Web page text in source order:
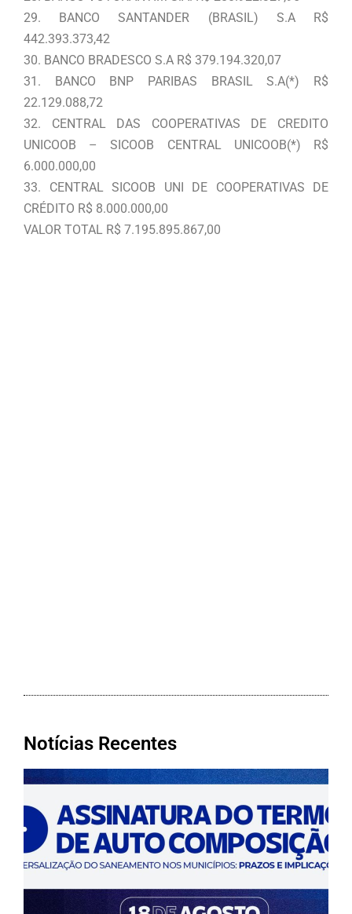
29. BANCO SANTANDER (BRASIL) S.A R$
442.393.373,42
30. BANCO BRADESCO S.A R$ 379.194.320,07
31. BANCO BNP PARIBAS BRASIL S.A(*) R$
22.129.088,72
32. CENTRAL DAS COOPERATIVAS DE CREDITO
UNICOOB – SICOOB CENTRAL UNICOOB(*) R$
6.000.000,00
33. CENTRAL SICOOB UNI DE COOPERATIVAS DE
CRÉDITO R$ 8.000.000,00
VALOR TOTAL R$ 7.195.895.867,00
Notícias Recentes